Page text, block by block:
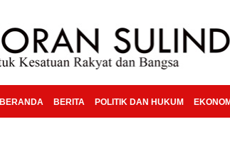
BERANDA BERITA POLITIK DAN HUKUM